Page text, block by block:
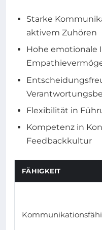
Starke
aktivem Zuhören
Hohe emotionale
Flexibilität in
Kompetenz in
Feedbackkultur
FÄHIGKEIT